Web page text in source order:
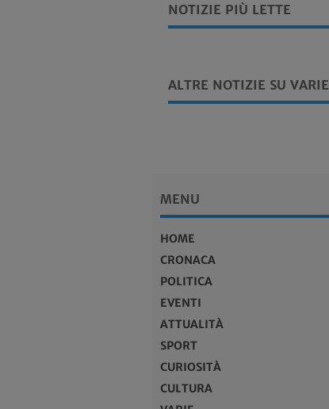
NOTIZIE PIÙ LETTE
ALTRE NOTIZIE SU VARIE
MENU
HOME
CRONACA
POLITICA
EVENTI
ATTUALITÀ
SPORT
CURIOSITÀ
CULTURA